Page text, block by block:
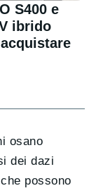
S400 e
ibrido
osano
dei dazi
possono